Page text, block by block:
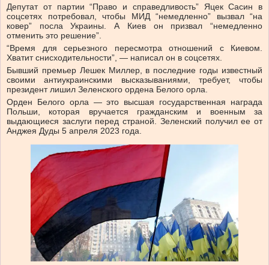
Депутат от партии “Право и справедливость” Яцек Сасин в
соцсетях потребовал, чтобы МИД “немедленно” вызвал “на
ковер” посла Украины. А Киев он призвал “немедленно
отменить это решение”.
“Время для серьезного пересмотра отношений с Киевом.
Хватит снисходительности”, — написал он в соцсетях.
Бывший премьер Лешек Миллер, в последние годы известный
своими антиукраинскими высказываниями, требует, чтобы
президент лишил Зеленского ордена Белого орла.
Орден Белого орла — это высшая государственная награда
Польши, которая вручается гражданским и военным за
выдающиеся заслуги перед страной. Зеленский получил ее от
Анджея Дуды 5 апреля 2023 года.